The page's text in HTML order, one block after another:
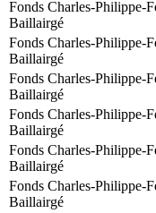
Fonds Charles-Philippe-
Baillairgé
Fonds Charles-Philippe-
Baillairgé
Fonds Charles-Philippe-
Baillairgé
Fonds Charles-Philippe-
Baillairgé
Fonds Charles-Philippe-
Baillairgé
Fonds Charles-Philippe-
Baillairgé